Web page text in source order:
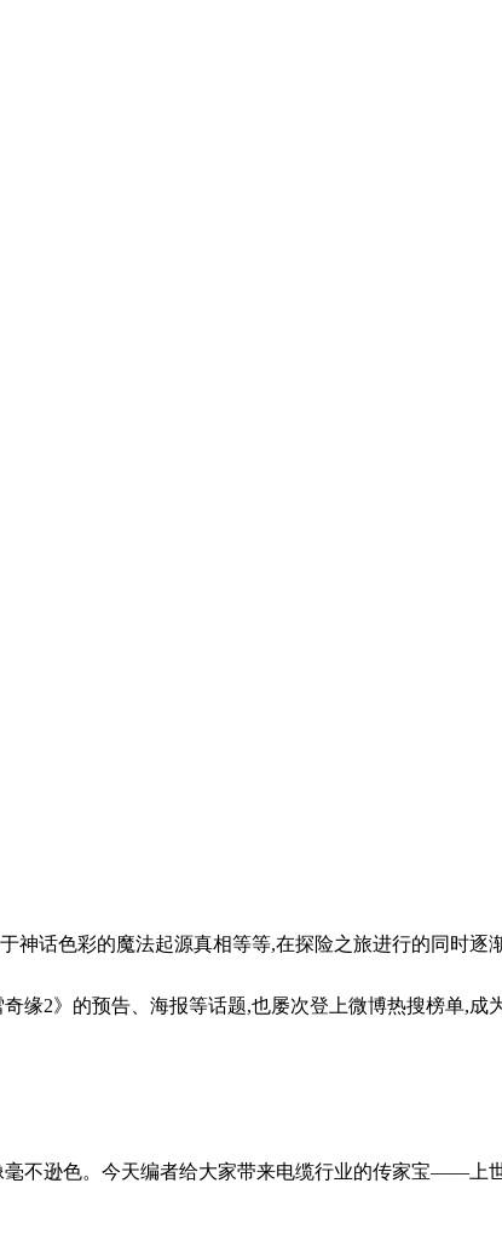
神话色彩的魔法起源真相等等,在探险之旅进行的同时逐
缘2》的预告、海报等话题,也屡次登上微博热搜榜单,成
不逊色。今天编者给大家带来电缆行业的传家宝——上